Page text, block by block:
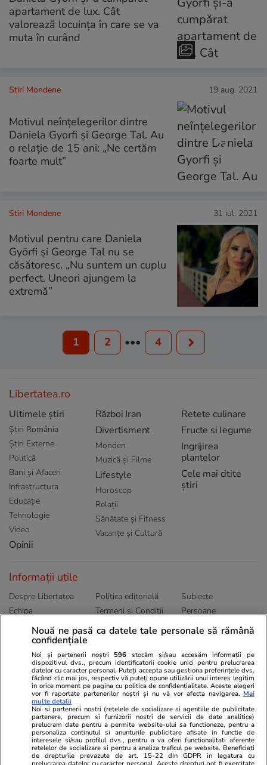
apartament de lux. Cât
valorează locuința în care se va
muta în curând
Stiri Mondene 19 aug. 2021
Motivul neînțelegerilor dintre
Daniela Gyorfi și George Tal. Au
o relație de 15 ani: „Ne certăm
foarte mult”
Stiri Mondene 31 iul. 2021
Motivul pentru care Daniela
Györfi și George Tal nu se
căsătoresc. „Nu suntem un cuplu
perfect. Uneori ajungem la
extremă”
1 2 ••• 4
Libertatea.ro
Ultimele știri
Știri România
Știri Externe
Politică
Bani și Afaceri
Infrastructura
Educație
Tehnologie
Video
Opinii
Război Iran
Divertisment
Monden
Muzică și Filme
Lifestyle
Horoscop
Relații
Sănătate și Fitness
Vacanțe și Cultură
Retete culinare
Fructe si legume
Ingrijirea
plantelor
Cele mai citite
știri
Informații utile
Despre Libertatea
Echipa
Publicitate
Politica de
Politica editorială
Termeni și Conditii
Abonamente
Subiecte
Persoane
Sitemap
Ringier România
Libertatea pentru
Unica.ro
Program TV
Avantaje
ELLE
Gazeta Sporturilor
Stiri mondene
Calculator sarcina
Ajută Copiii
Locuri de muncă
Imobiliare.ro
Jobradar24
Imoradar24
Colecții Libertatea
Nouă ne pasă ca datele tale personale să rămână
confidențiale
Noi și partenerii noștri 596 stocăm și/sau accesăm informații pe
dispozitivul dvs., precum identificatorii cookie unici pentru prelucrarea
datelor cu caracter personal. Puteți accepta sau gestiona preferințele dvs.
făcând clic mai jos, respectiv vă puteți opune utilizării unui interes legitim
în orice moment pe pagina cu politica de confidențialitate. Aceste alegeri
vor fi raportate partenerilor noștri și nu vă vor afecta navigarea. Mai
multe detalii
Noi si partenerii nostri (retelele de socializare si agentiile de publicitate
partenere, precum si furnizorii nostri de servicii de date analitice)
prelucram date pentru a permite website-ului sa functioneze, pentru a
personaliza continutul si anunturile publicitare afisate in functie de
interesele si/sau profilul dvs., pentru a va oferi functionalitati aferente
retelelor de socializare si pentru a analiza traficul pe website. Beneficiati
de drepturile prevazute de art. 15-22 din GDPR in legatura cu